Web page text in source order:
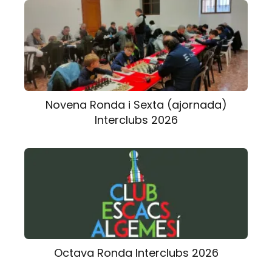
Novena Ronda i Sexta (ajornada)
Interclubs 2026
Octava Ronda Interclubs 2026